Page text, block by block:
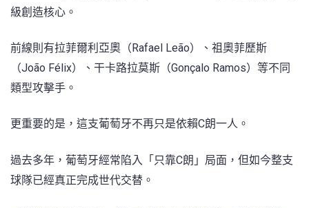
級創造核心。
前線則有拉菲爾利亞奧（Rafael Leão）、祖奧菲歷斯
（João Félix）、干卡路拉莫斯（Gonçalo Ramos）等不同
類型攻擊手。
更重要的是，這支葡萄牙不再只是依賴C朗一人。
過去多年，葡萄牙經常陷入「只靠C朗」局面，但如今整支
球隊已經真正完成世代交替。